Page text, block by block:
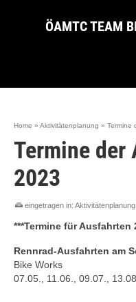
ÖAMTC TEAM
Home » Aktivitätenplanung » Termine
Termine der
2023
eingetragen in: Aktivitätenplanung
***Termine für Ausfahrten
Rennrad-Ausfahrten am
Bike Works
07.05., 11.06., 09.07.,